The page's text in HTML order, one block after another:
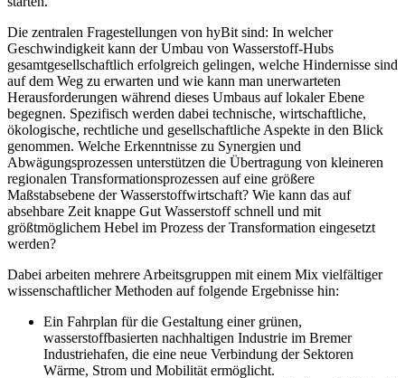
Die zentralen Fragestellungen von hyBit sind: In welcher
Geschwindigkeit kann der Umbau von Wasserstoff-Hubs
gesamtgesellschaftlich erfolgreich gelingen, welche Hindernisse sind
auf dem Weg zu erwarten und wie kann man unerwarteten
Herausforderungen während dieses Umbaus auf lokaler Ebene
begegnen. Spezifisch werden dabei technische, wirtschaftliche,
ökologische, rechtliche und gesellschaftliche Aspekte in den Blick
genommen. Welche Erkenntnisse zu Synergien und
Abwägungsprozessen unterstützen die Übertragung von kleineren
regionalen Transformationsprozessen auf eine größere
Maßstabsebene der Wasserstoffwirtschaft? Wie kann das auf
absehbare Zeit knappe Gut Wasserstoff schnell und mit
größtmöglichem Hebel im Prozess der Transformation eingesetzt
werden?
Dabei arbeiten mehrere Arbeitsgruppen mit einem Mix vielfältiger
wissenschaftlicher Methoden auf folgende Ergebnisse hin:
Ein Fahrplan für die Gestaltung einer grünen,
wasserstoffbasierten nachhaltigen Industrie im Bremer
Industriehafen, die eine neue Verbindung der Sektoren
Wärme, Strom und Mobilität ermöglicht.